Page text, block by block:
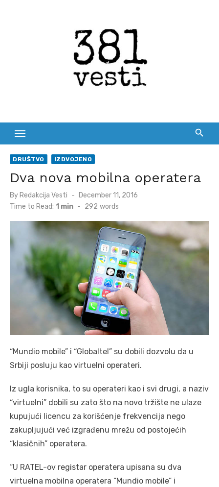
DRUŠTVO IZDVOJENO
Dva nova mobilna operatera
By Redakcija Vesti
Posted
on
December 11, 2016
Time to Read: 1 min - 292 words
“Mundio mobile” i “Globaltel” su dobili dozvolu da u
Srbiji posluju kao virtuelni operateri.
Iz ugla korisnika, to su operateri kao i svi drugi, a naziv
“virtuelni” dobili su zato što na novo tržište ne ulaze
kupujući licencu za korišćenje frekvencija nego
zakupljujući već izgrađenu mrežu od postojećih
“klasičnih” operatera.
“U RATEL-ov registar operatera upisana su dva
virtuelna mobilna operatera “Mundio mobile” i